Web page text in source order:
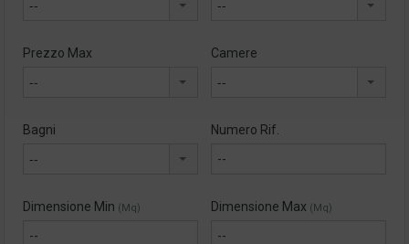
-- --
Prezzo Max
--
Camere
--
Bagni
--
Numero Rif.
Dimensione Min (Mq) Dimensione Max (Mq)